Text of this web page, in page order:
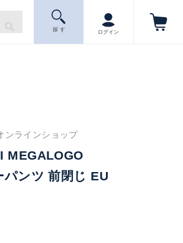
探 す ログイン
ンラインショップ
MEGALOGO
ンツ 前閉じ EU